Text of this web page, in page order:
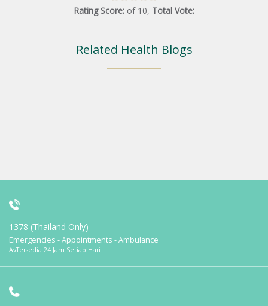
Rating Score: of 10, Total Vote:
Related Health Blogs
1378 (Thailand Only)
Emergencies - Appointments - Ambulance
AvTersedia 24 Jam Setiap Hari